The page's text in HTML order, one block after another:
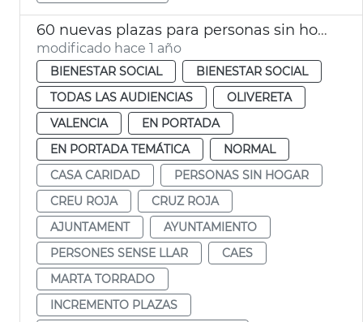
60 nuevas plazas para personas sin hogar
modificado hace 1 año
BIENESTAR SOCIAL
BIENESTAR SOCIAL
TODAS LAS AUDIENCIAS
OLIVERETA
VALENCIA
EN PORTADA
EN PORTADA TEMÁTICA
NORMAL
CASA CARIDAD
PERSONAS SIN HOGAR
CREU ROJA
CRUZ ROJA
AJUNTAMENT
AYUNTAMIENTO
PERSONES SENSE LLAR
CAES
MARTA TORRADO
INCREMENTO PLAZAS